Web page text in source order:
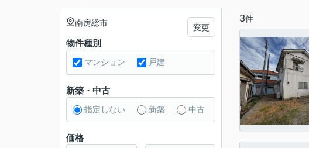
3件
南房総市 変更
物件種別
マンション 戸建
新築・中古
指定しない 新築 中古
価格